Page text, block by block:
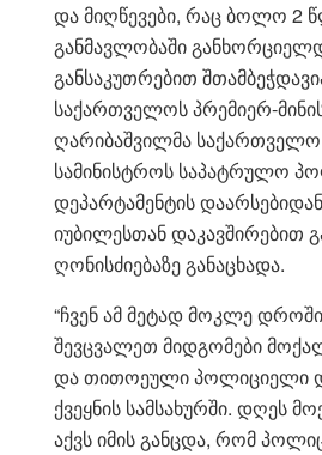
და მიღწევები, რაც ბოლო 2
განმავლობაში
განსაკუთრებით
საქართველოს პრემიერ-
ღარიბაშვილმა
სამინისტროს საპატრულო
დეპარტამენტის
იუბილესთან დაკავშირებით
ღონისძიებაზე განაცხადა.
“ჩვენ ამ მეტად მოკლე
შევცვალეთ მიდგომები
და თითოეული პოლიციელი
ქვეყნის სამსახურში. დღეს
აქვს იმის განცდა, რომ